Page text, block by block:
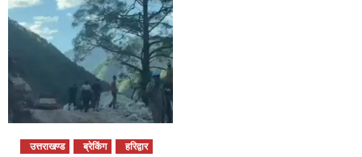
उत्तराखण्ड ब्रेकिंग हरिद्वार